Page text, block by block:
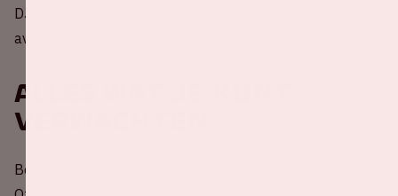
DJ's ter wereld belooft het opnieuw een spectaculaire
avond te worden in de Johan Cruijff ArenA.
Alles wat je kunt
verwachten
Ben je benieuwd wat je kunt verwachten van AMF 2025?